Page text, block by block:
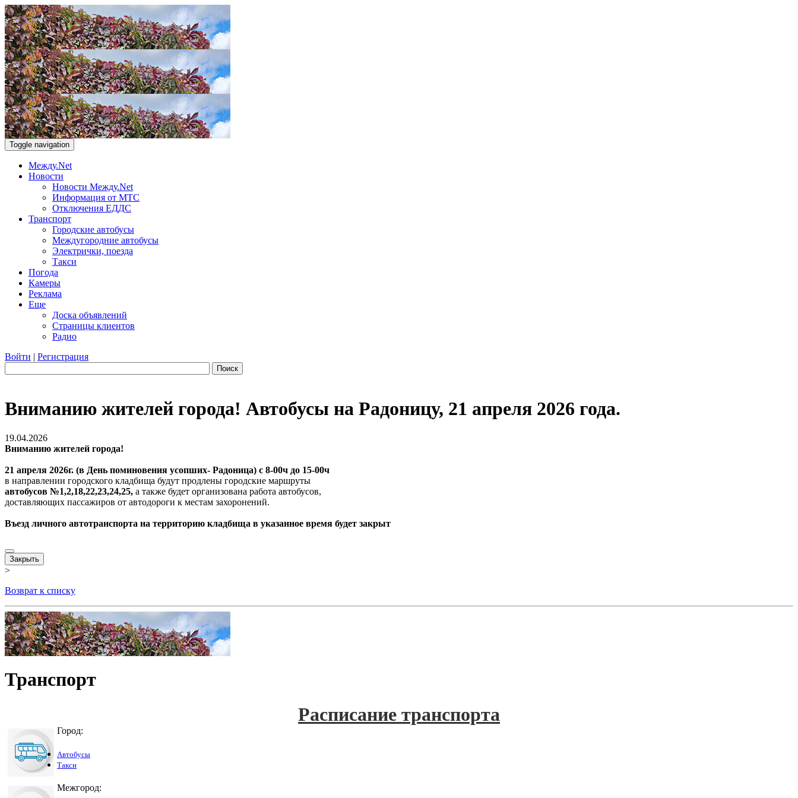
Toggle navigation
Между.Net
Новости
Новости Между.Net
Информация от МТС
Отключения ЕДДС
Транспорт
Городские автобусы
Междугородние автобусы
Электрички, поезда
Такси
Погода
Камеры
Реклама
Еще
Доска объявлений
Страницы клиентов
Радио
Войти | Регистрация
Поиск
Вниманию жителей города! Автобусы на Радоницу, 21 апреля 2026 года.
19.04.2026
Вниманию жителей города!
21 апреля 2026г. (в День поминовения усопших- Радоница) с 8-00ч до 15-00ч
в направлении городского кладбища будут продлены городские маршруты
автобусов №1,2,18,22,23,24,25, а также будет организована работа автобусов,
доставляющих пассажиров от автодороги к местам захоронений.
Въезд личного автотранспорта на территорию кладбища в указанное время будет закрыт
Закрыть
>
Возврат к списку
Транспорт
Расписание транспорта
Город:
Автобусы
Такси
Межгород: